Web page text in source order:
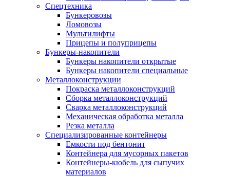
Спецтехника
Бункеровозы
Ломовозы
Мультилифты
Прицепы и полуприцепы
Бункеры-накопители
Бункеры накопители открытые
Бункеры накопители специальные
Металлоконструкции
Покраска металлоконструкций
Сборка металлоконструкций
Сварка металлоконструкций
Механическая обработка металла
Резка металла
Специализированные контейнеры
Емкости под бентонит
Контейнера для мусорных пакетов
Контейнеры-кюбель для сыпучих
материалов